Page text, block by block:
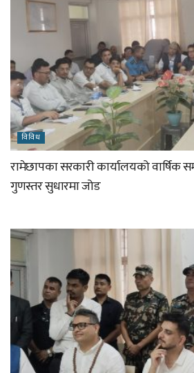
विविध
रामेछापका सरकारी कार्यालयको वार्षिक
गुणस्तर सुधारमा जोड